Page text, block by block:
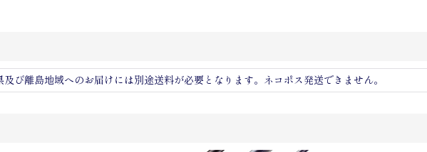
び離島地域へのお届けには別途送料が必要となります。ネコポス発送できません。